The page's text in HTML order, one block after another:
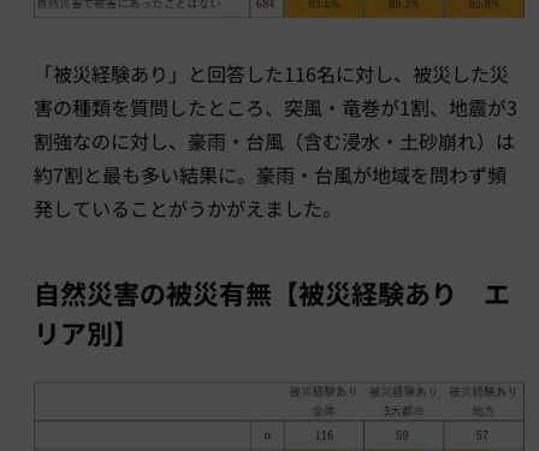
「被災経験あり」と回答した116名に対し、被災した災
害の種類を質問したところ、突風・竜巻が1割、地震が3
割強なのに対し、豪雨・台風（含む浸水・土砂崩れ）は
約7割と最も多い結果に。豪雨・台風が地域を問わず頻
発していることがうかがえました。
自然災害の被災有無【被災経験あり エ
リア別】